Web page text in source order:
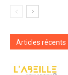
Articles récents